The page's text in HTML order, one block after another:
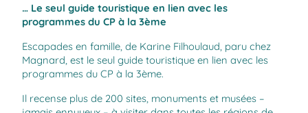
… Le seul guide touristique en lien avec les
programmes du CP à la 3ème
Escapades en famille, de Karine Filhoulaud, paru chez
Magnard, est le seul guide touristique en lien avec les
programmes du CP à la 3ème.
Il recense plus de 200 sites, monuments et musées –